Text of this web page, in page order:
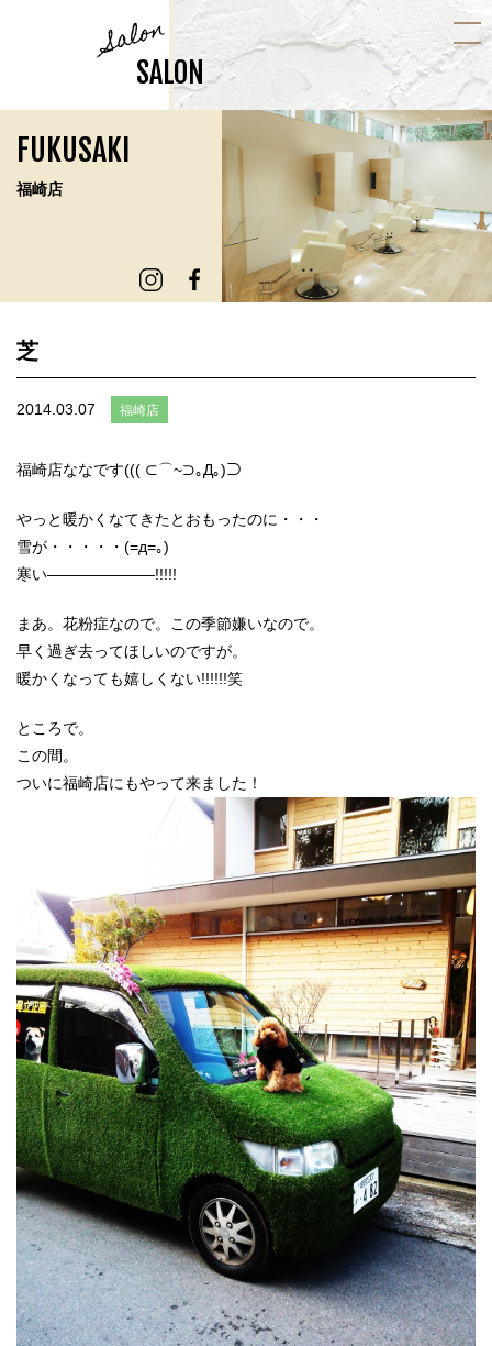
Salon
SALON
FUKUSAKI
福崎店
芝
2014.03.07 福崎店
福崎店ななです((( ⊂⌒~⊃｡Д｡)⊃
やっと暖かくなてきたとおもったのに・・・
雪が・・・・・(=д=｡)
寒い―――――――!!!!!
まあ。花粉症なので。この季節嫌いなので。
早く過ぎ去ってほしいのですが。
暖かくなっても嬉しくない!!!!!!笑
ところで。
この間。
ついに福崎店にもやって来ました！